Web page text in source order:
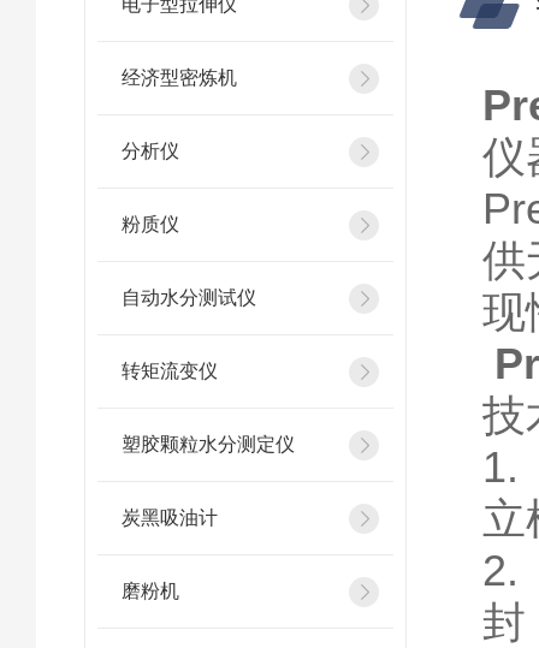
电子型拉伸仪
经济型密炼机
分析仪
粉质仪
自动水分测试仪
转矩流变仪
塑胶颗粒水分测定仪
炭黑吸油计
磨粉机
仪
供
现
技
1.
立
2.
封